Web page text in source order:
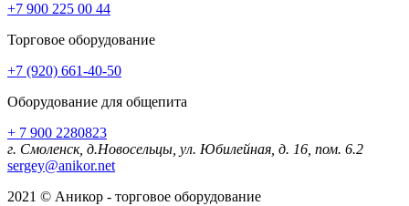
+7 900 225 00 44
Торговое оборудование
+7 (920) 661-40-50
Оборудование для общепита
+ 7 900 2280823
г. Смоленск, д.Новосельцы, ул. Юбилейная, д. 16, пом. 6.2
sergey@anikor.net
2021 © Аникор - торговое оборудование